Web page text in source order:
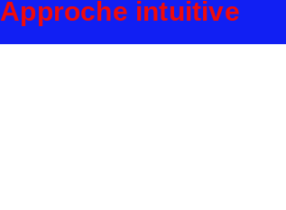
Approche intuitive